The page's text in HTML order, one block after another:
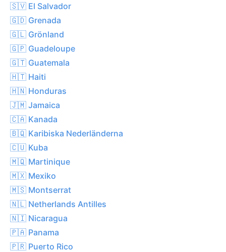
🇸🇻 El Salvador
🇬🇩 Grenada
🇬🇱 Grönland
🇬🇵 Guadeloupe
🇬🇹 Guatemala
🇭🇹 Haiti
🇭🇳 Honduras
🇯🇲 Jamaica
🇨🇦 Kanada
🇧🇶 Karibiska Nederländerna
🇨🇺 Kuba
🇲🇶 Martinique
🇲🇽 Mexiko
🇲🇸 Montserrat
🇳🇱 Netherlands Antilles
🇳🇮 Nicaragua
🇵🇦 Panama
🇵🇷 Puerto Rico